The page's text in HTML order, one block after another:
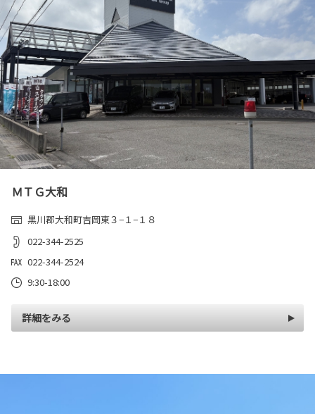
ＭＴＧ大和
黒川郡大和町吉岡東３−１−１８
022-344-2525
022-344-2524
9:30-18:00
詳細をみる